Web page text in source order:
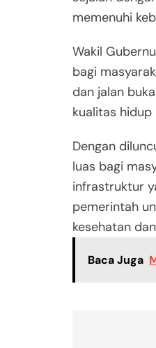
memenuhi
Wakil
bagi
dan jalan
kualitas
Dengan
luas bagi
infrastruktur
pemerintah
kesehatan
Baca Juga